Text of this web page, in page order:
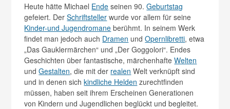
Heute hätte Michael Ende seinen 90.Geburtstag
gefeiert. DerSchriftsteller wurde vor allem für seine
Kinder-und Jugendromane berühmt. In seinem Werk
findet man jedoch auch Dramen undOpernlibretti, etwa
„Das Gauklermärchen“ und „Der Goggolori“. Endes
Geschichten über fantastische, märchenhafteWelten
undGestalten, die mit der realen Welt verknüpft sind
und in denen sichkindliche Helden zurechtfinden
müssen, haben seit ihrem Erscheinen Generationen
von Kindern und Jugendlichen beglückt und begleitet.